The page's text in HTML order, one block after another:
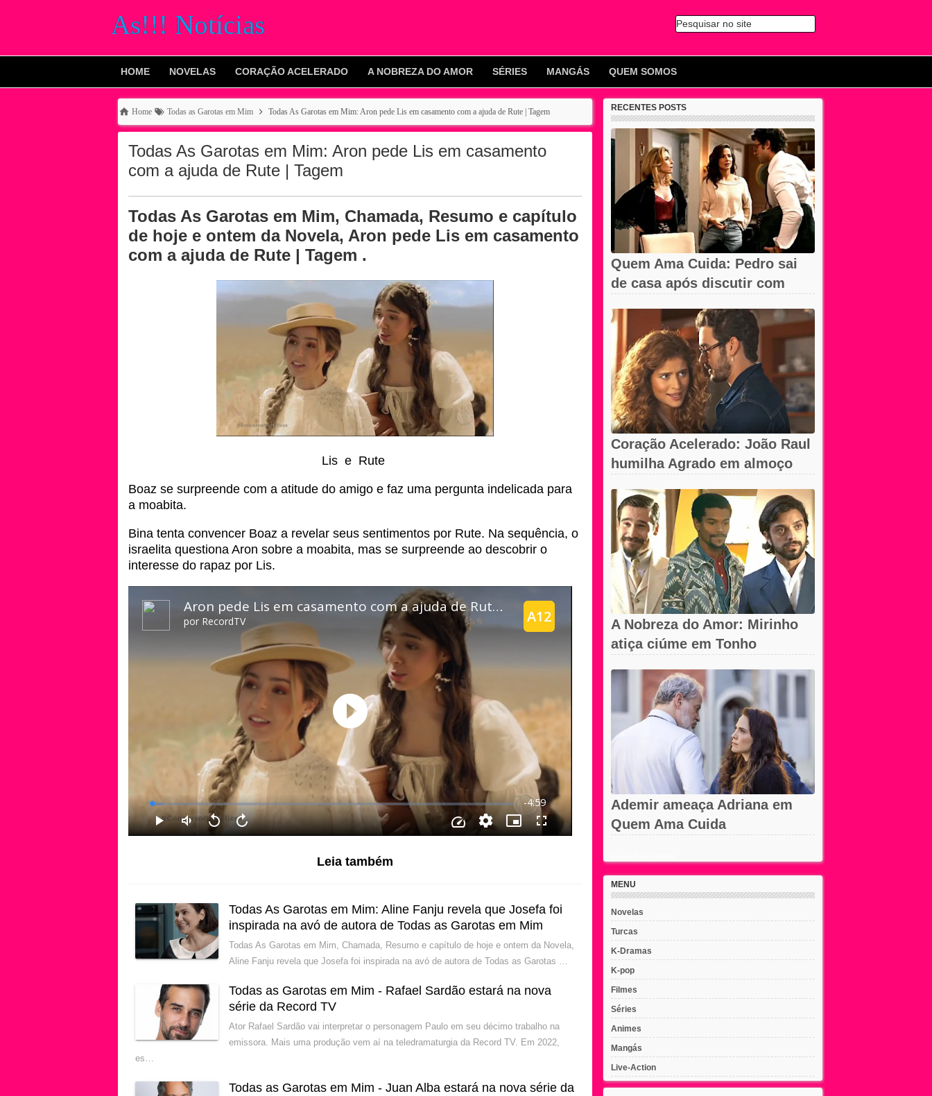
As!!! Notícias Pesquisar no site
HOME NOVELAS CORAÇÃO ACELERADO A NOBREZA DO AMOR SÉRIES MANGÁS QUEM SOMOS
Home Todas as Garotas em Mim Todas As Garotas em Mim: Aron pede Lis em casamento com a ajuda de Rute | Tagem
Todas As Garotas em Mim: Aron pede Lis em casamento
com a ajuda de Rute | Tagem
Todas As Garotas em Mim, Chamada, Resumo e capítulo
de hoje e ontem da Novela, Aron pede Lis em casamento
com a ajuda de Rute | Tagem .
Lis e Rute
Boaz se surpreende com a atitude do amigo e faz uma pergunta indelicada para
a moabita.
Bina tenta convencer Boaz a revelar seus sentimentos por Rute. Na sequência, o
israelita questiona Aron sobre a moabita, mas se surpreende ao descobrir o
interesse do rapaz por Lis.
Leia também
Todas As Garotas em Mim: Aline Fanju revela que Josefa foi
inspirada na avó de autora de Todas as Garotas em Mim
Todas As Garotas em Mim, Chamada, Resumo e capítulo de hoje e ontem da Novela,
Aline Fanju revela que Josefa foi inspirada na avó de autora de Todas as Garotas …
Todas as Garotas em Mim - Rafael Sardão estará na nova
série da Record TV
Ator Rafael Sardão vai interpretar o personagem Paulo em seu décimo trabalho na
emissora. Mais uma produção vem aí na teledramaturgia da Record TV. Em 2022,
es…
Todas as Garotas em Mim - Juan Alba estará na nova série da
RECENTES POSTS
Quem Ama Cuida: Pedro sai
de casa após discutir com
Coração Acelerado: João Raul
humilha Agrado em almoço
A Nobreza do Amor: Mirinho
atiça ciúme em Tonho
Ademir ameaça Adriana em
Quem Ama Cuida
MENU
Novelas
Turcas
K-Dramas
K-pop
Filmes
Séries
Animes
Mangás
Live-Action